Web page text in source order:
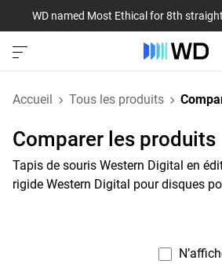
WD named Most Ethical for 8th
Accueil Tous les produits
Comparer les produits
Tapis de souris Western Digital en
rigide Western Digital pour disques